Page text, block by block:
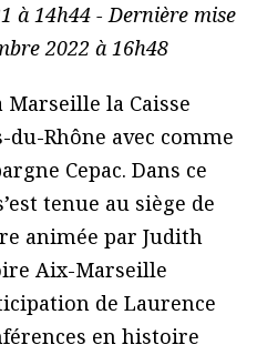
à 14h44 - Dernière mise
2022 à 16h48
Marseille la Caisse
du-Rhône avec comme
Cepac. Dans ce
tenue au siège de
animée par Judith
Aix-Marseille
de Laurence
en histoire